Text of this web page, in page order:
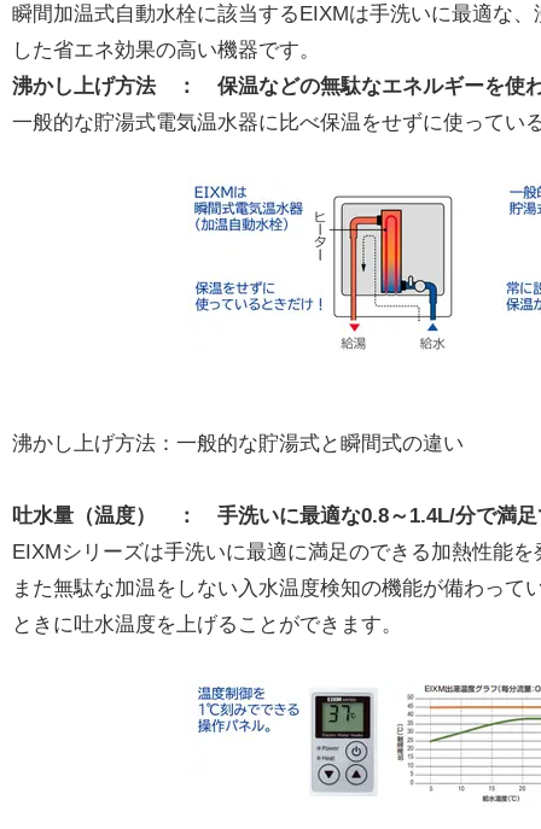
瞬間加温式自動水栓に該当するEIXMは手洗いに最適な
した省エネ効果の高い機器です。
沸かし上げ方法 ： 保温などの無駄なエネルギーを使
一般的な貯湯式電気温水器に比べ保温をせずに使ってい
沸かし上げ方法：一般的な貯湯式と瞬間式の違い
吐水量（温度） ： 手洗いに最適な0.8～1.4L/分で満足
EIXMシリーズは手洗いに最適に満足のできる加熱性能
また無駄な加温をしない入水温度検知の機能が備わっ
ときに吐水温度を上げることができます。